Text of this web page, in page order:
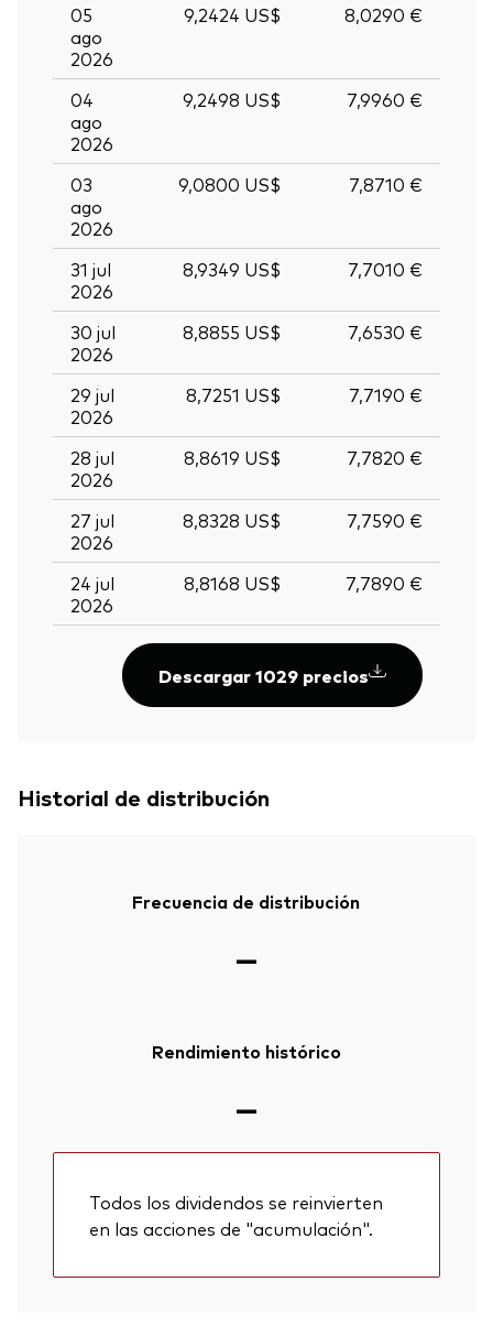
05
ago
2026
9,2424 US$ 8,0290 €
04
ago
2026
9,2498 US$ 7,9960 €
03
ago
2026
9,0800 US$ 7,8710 €
31 jul
2026
8,9349 US$ 7,7010 €
30 jul
2026
8,8855 US$ 7,6530 €
29 jul
2026
8,7251 US$ 7,7190 €
28 jul
2026
8,8619 US$ 7,7820 €
27 jul
2026
8,8328 US$ 7,7590 €
24 jul
2026
8,8168 US$ 7,7890 €
Descargar 1029 precios
Historial de distribución
Frecuencia de distribución
—
Rendimiento histórico
—
Todos los dividendos se reinvierten
en las acciones de "acumulación".